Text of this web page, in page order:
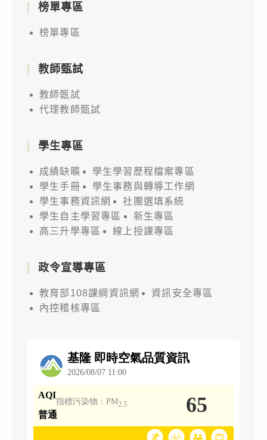
榜單專區
榜單專區
教師甄試
教師甄試
代理教師甄試
學生專區
成績缺曠
學生學習歷程檔案專區
學生手冊
學生事務與轉導工作網
學生事務資訊網
社團選填系統
學生自主學習專區
新生專區
高三升學專區
線上授課專區
政令宣導專區
教育部108課綱資訊網
資訊安全專區
內控稽核專區